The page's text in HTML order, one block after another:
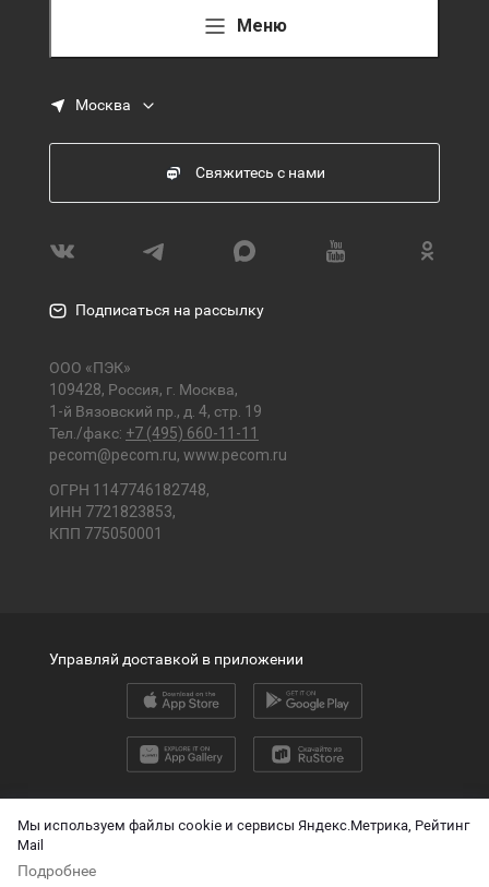
Мы используем файлы cookie и сервисы Яндекс.Метрика, Рейтинг
Mail
Подробнее
Меню
Москва
Свяжитесь с нами
Подписаться на рассылку
ООО «ПЭК»
109428, Россия, г. Москва,
1-й Вязовский пр., д. 4, стр. 19
Тел./факс: +7 (495) 660-11-11
pecom@pecom.ru, www.pecom.ru
ОГРН 1147746182748,
ИНН 7721823853,
КПП 775050001
2026 © ООО «ПЭК»
Управляй доставкой в приложении